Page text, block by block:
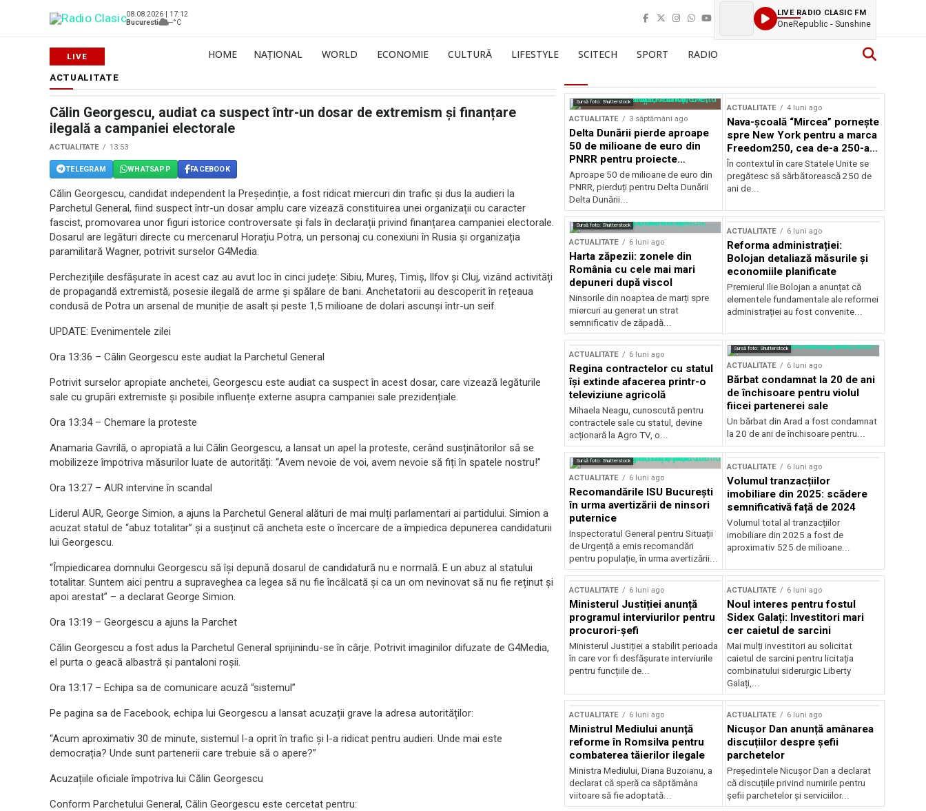
08.08.2026 | 17:12
Bucuresti
--°C
LIVE RADIO CLASIC FM
OneRepublic - Sunshine
HOME NAȚIONAL WORLD ECONOMIE CULTURĂ LIFESTYLE SCITECH SPORT RADIO
ACTUALITATE
Călin Georgescu, audiat ca suspect într-un dosar de extremism și finanțare
ilegală a campaniei electorale
ACTUALITATE 13:53
TELEGRAM WHATSAPP FACEBOOK
Călin Georgescu, candidat independent la Președinție, a fost ridicat miercuri din trafic și dus la audieri la
Parchetul General, fiind suspect într-un dosar amplu care vizează constituirea unei organizații cu caracter
fascist, promovarea unor figuri istorice controversate și fals în declarații privind finanțarea campaniei electorale.
Dosarul are legături directe cu mercenarul Horațiu Potra, un personaj cu conexiuni în Rusia și organizația
paramilitară Wagner, potrivit surselor G4Media.
Perchezițiile desfășurate în acest caz au avut loc în cinci județe: Sibiu, Mureș, Timiș, Ilfov și Cluj, vizând activități
de propagandă extremistă, posesie ilegală de arme și spălare de bani. Anchetatorii au descoperit în rețeaua
condusă de Potra un arsenal de muniție de asalt și peste 1,5 milioane de dolari ascunși într-un seif.
UPDATE: Evenimentele zilei
Ora 13:36 – Călin Georgescu este audiat la Parchetul General
Potrivit surselor apropiate anchetei, Georgescu este audiat ca suspect în acest dosar, care vizează legăturile
sale cu grupări extremiste și posibile influențe externe asupra campaniei sale prezidențiale.
Ora 13:34 – Chemare la proteste
Anamaria Gavrilă, o apropiată a lui Călin Georgescu, a lansat un apel la proteste, cerând susținătorilor să se
mobilizeze împotriva măsurilor luate de autorități: “Avem nevoie de voi, avem nevoie să fiți în spatele nostru!”
Ora 13:27 – AUR intervine în scandal
Liderul AUR, George Simion, a ajuns la Parchetul General alături de mai mulți parlamentari ai partidului. Simion a
acuzat statul de “abuz totalitar” și a susținut că ancheta este o încercare de a împiedica depunerea candidaturii
lui Georgescu.
“Împiedicarea domnului Georgescu să își depună dosarul de candidatură nu e normală. E un abuz al statului
totalitar. Suntem aici pentru a supraveghea ca legea să nu fie încălcată și ca un om nevinovat să nu fie reținut și
apoi arestat” – a declarat George Simion.
Ora 13:19 – Georgescu a ajuns la Parchet
Călin Georgescu a fost adus la Parchetul General sprijinindu-se în cârje. Potrivit imaginilor difuzate de G4Media,
el purta o geacă albastră și pantaloni roșii.
Ora 13:17 – Echipa sa de comunicare acuză “sistemul”
Pe pagina sa de Facebook, echipa lui Georgescu a lansat acuzații grave la adresa autorităților:
“Acum aproximativ 30 de minute, sistemul l-a oprit în trafic și l-a ridicat pentru audieri. Unde mai este
democrația? Unde sunt partenerii care trebuie să o apere?”
Acuzațiile oficiale împotriva lui Călin Georgescu
Conform Parchetului General, Călin Georgescu este cercetat pentru:
Sursă foto: Shutterstock
ACTUALITATE 3 săptămâni ago
Delta Dunării pierde aproape
50 de milioane de euro din
PNRR pentru proiecte
esențiale
Aproape 50 de milioane de euro din
PNRR, pierduți pentru Delta Dunării
Delta Dunării...
ACTUALITATE 4 luni ago
Nava-școală “Mircea” pornește
spre New York pentru a marca
Freedom250, cea de-a 250-a
aniversare a Statelor Unite
În contextul în care Statele Unite se
pregătesc să sărbătorească 250 de
ani de...
Sursă foto: Shutterstock
ACTUALITATE 6 luni ago
Harta zăpezii: zonele din
România cu cele mai mari
depuneri după viscol
Ninsorile din noaptea de marți spre
miercuri au generat un strat
semnificativ de zăpadă...
ACTUALITATE 6 luni ago
Reforma administrației:
Bolojan detaliază măsurile și
economiile planificate
Premierul Ilie Bolojan a anunțat că
elementele fundamentale ale reformei
administrației au fost convenite...
ACTUALITATE 6 luni ago
Regina contractelor cu statul
își extinde afacerea printr-o
televiziune agricolă
Mihaela Neagu, cunoscută pentru
contractele sale cu statul, devine
acționară la Agro TV, o...
Sursă foto: Shutterstock
ACTUALITATE 6 luni ago
Bărbat condamnat la 20 de ani
de închisoare pentru violul
fiicei partenerei sale
Un bărbat din Arad a fost condamnat
la 20 de ani de închisoare pentru...
Sursă foto: Shutterstock
ACTUALITATE 6 luni ago
Recomandările ISU București
în urma avertizării de ninsori
puternice
Inspectoratul General pentru Situații
de Urgență a emis recomandări
pentru populație, în urma avertizării...
ACTUALITATE 6 luni ago
Volumul tranzacțiilor
imobiliare din 2025: scădere
semnificativă față de 2024
Volumul total al tranzacțiilor
imobiliare din 2025 a fost de
aproximativ 525 de milioane...
ACTUALITATE 6 luni ago
Ministerul Justiției anunță
programul interviurilor pentru
procurori-șefi
Ministerul Justiției a stabilit perioada
în care vor fi desfășurate interviurile
pentru funcțiile de...
ACTUALITATE 6 luni ago
Noul interes pentru fostul
Sidex Galați: Investitori mari
cer caietul de sarcini
Mai mulți investitori au solicitat
caietul de sarcini pentru licitația
combinatului siderurgic Liberty
Galați,...
ACTUALITATE 6 luni ago
Ministrul Mediului anunță
reforme în Romsilva pentru
combaterea tăierilor ilegale
Ministra Mediului, Diana Buzoianu, a
declarat că speră ca săptămâna
viitoare să fie adoptată...
ACTUALITATE 6 luni ago
Nicușor Dan anunță amânarea
discuțiilor despre șefii
parchetelor
Președintele Nicușor Dan a declarat
că discuțiile privind numirile pentru
șefii parchetelor și serviciilor...